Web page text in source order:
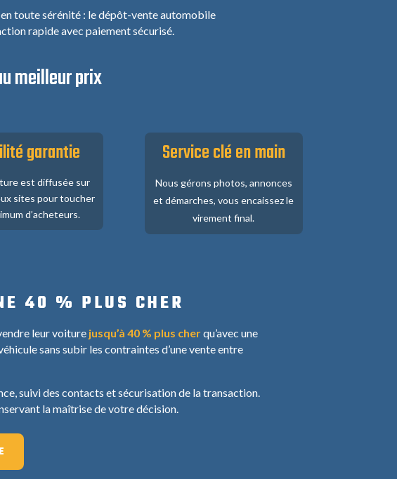
en toute sérénité : le dépôt-vente automobile
rapide avec paiement sécurisé.
meilleur prix
garantie
est diffusée sur
sites pour toucher
d’acheteurs.
Service clé en main
Nous gérons photos, annonces
et démarches, vous encaissez le
virement final.
40 % PLUS CHER
leur voiture jusqu’à 40 % plus cherqu’avec une
sans subir les contraintes d’une vente entre
suivi des contacts et sécurisation de la transaction.
la maîtrise de votre décision.